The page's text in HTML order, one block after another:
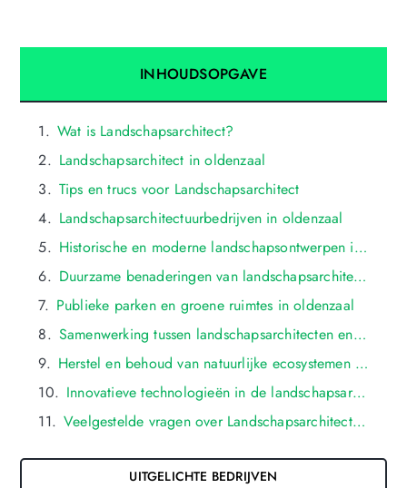
INHOUDSOPGAVE
Wat is Landschapsarchitect?
Landschapsarchitect in oldenzaal
Tips en trucs voor Landschapsarchitect
Landschapsarchitectuurbedrijven in oldenzaal
Historische en moderne landschapsontwerpen in oldenzaal
Duurzame benaderingen van landschapsarchitectuur in oldenzaal
Publieke parken en groene ruimtes in oldenzaal
Samenwerking tussen landschapsarchitecten en gemeenten in oldenzaal
Herstel en behoud van natuurlijke ecosystemen in oldenzaal
Innovatieve technologieën in de landschapsarchitectuur van oldenzaal
Veelgestelde vragen over Landschapsarchitectuur in oldenzaal
UITGELICHTE BEDRIJVEN